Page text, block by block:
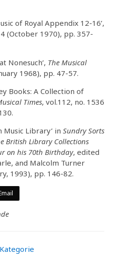
of Royal Appendix 12-16’,
(October 1970), pp. 357-
Nonesuch’, The Musical
1968), pp. 47-57.
Books: A Collection of
Times, vol.112, no. 1536
Music Library’ in Sundry Sorts
British Library Collections
on his 70th Birthday, edited
and Malcolm Turner
1993), pp. 146-82.